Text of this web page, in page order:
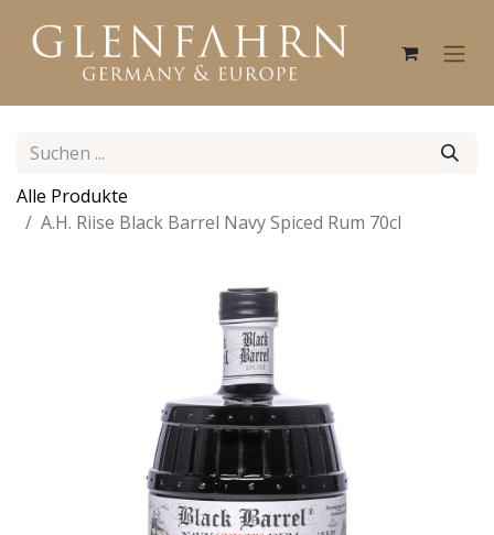
Alle Produkte
A.H. Riise Black Barrel Navy Spiced Rum 70cl